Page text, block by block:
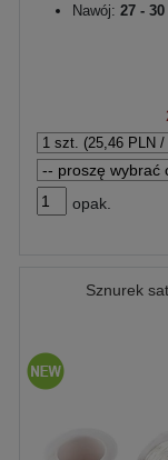
Nawój: 27 - 30
opak.
Sznurek